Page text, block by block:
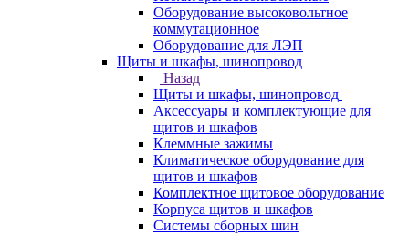
Оборудование высоковольтное
коммутационное
Оборудование для ЛЭП
Щиты и шкафы, шинопровод
Назад
Щиты и шкафы, шинопровод
Аксессуары и комплектующие для
щитов и шкафов
Клеммные зажимы
Климатическое оборудование для
щитов и шкафов
Комплектное щитовое оборудование
Корпуса щитов и шкафов
Системы сборных шин